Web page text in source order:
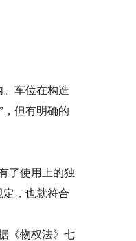
车位在构造
，但有明确的
了使用上的独
，也就符合
《物权法》七